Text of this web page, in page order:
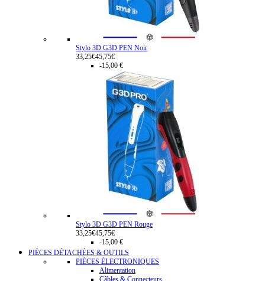
Stylo 3D G3D PEN Noir
33,25€45,75€
-15,00 €
Stylo 3D G3D PEN Rouge
33,25€45,75€
-15,00 €
PIÈCES DÉTACHÉES & OUTILS
PIÈCES ÉLECTRONIQUES
Alimentation
Câbles & Connecteurs